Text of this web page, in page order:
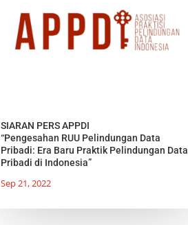
SIARAN PERS APPDI
“Pengesahan RUU Pelindungan Data
Pribadi: Era Baru Praktik Pelindungan Data
Pribadi di Indonesia”
Sep 21, 2022